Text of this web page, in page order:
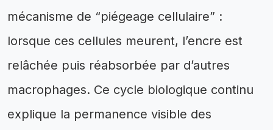
mécanisme de “piégeage cellulaire” :
lorsque ces cellules meurent, l’encre est
relâchée puis réabsorbée par d’autres
macrophages. Ce cycle biologique continu
explique la permanence visible des